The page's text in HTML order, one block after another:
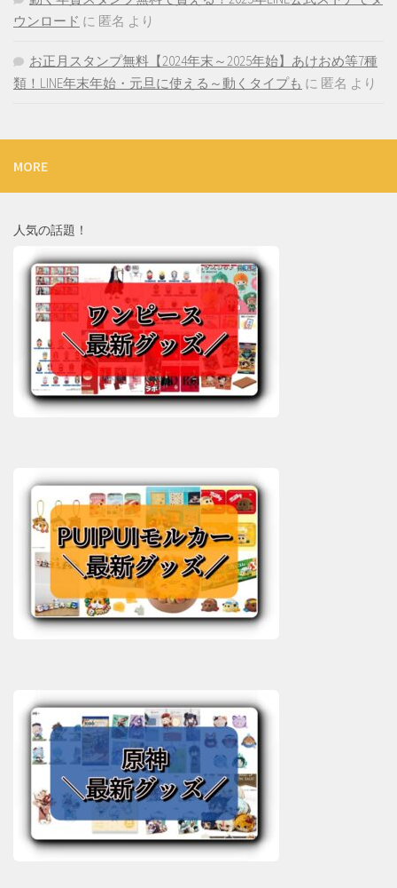
ウンロード に 匿名 より
お正月スタンプ無料【2024年末～2025年始】あけおめ等7種
類！LINE年末年始・元旦に使える～動くタイプも に 匿名 より
MORE
人気の話題！